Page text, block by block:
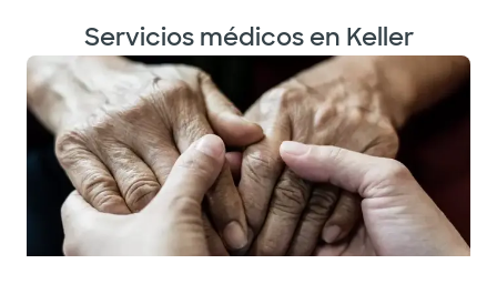
Servicios médicos en Keller